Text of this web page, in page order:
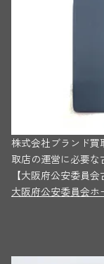
株式会社ブランド買
取店の運営に必要な
【大阪府公安委員
大阪府公安委員会ホ